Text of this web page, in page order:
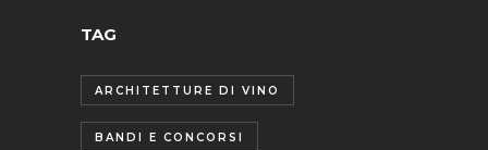
TAG
ARCHITETTURE DI VINO
BANDI E CONCORSI